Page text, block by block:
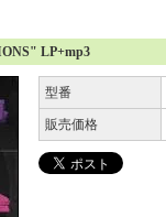
LP+mp3
型番
販売価格